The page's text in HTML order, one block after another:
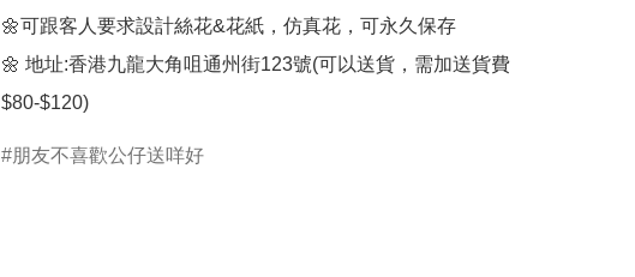
🌼可跟客人要求設計絲花&花紙，仿真花，可永久保存
🌼 地址:香港九龍大角咀通州街123號(可以送貨，需加送貨費
$80-$120)
朋友不喜歡公仔送咩好